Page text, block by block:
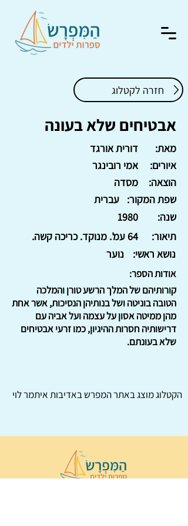
חזרה לקטלוג
אבטיחים שלא בעונה
דורית אורגד
מאת:
אמי רובינגר
איורים:
מסדה
הוצאה:
עברית
שפת המקור:
1980
שנה:
64 עמ'. מנוקד. כריכה קשה.
תיאור:
נוער
נושא ראשי:
אודות הספר:
קורותיהם של המלך הרשע טורן והמלכה
הטובה בוניטה ושל בנותיהן הנסיכות, אשר אחת
מהן ממיטה אסון על עצמה ועל אביה עם
דרישותיה חסרות ההיגיון, כמו זרעי אבטיחים
שלא בעונתם.
הקטלוג מוצג באתרהמפרשבאדיבות איתמר לוי